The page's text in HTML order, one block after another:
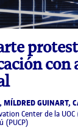
GUINART,
Center de la
(PUCP)